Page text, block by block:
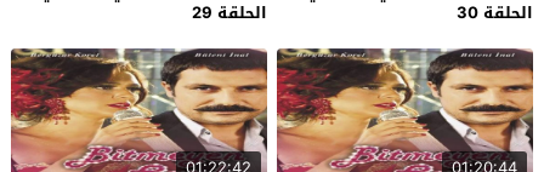
الحلقة 30 الحلقة 29